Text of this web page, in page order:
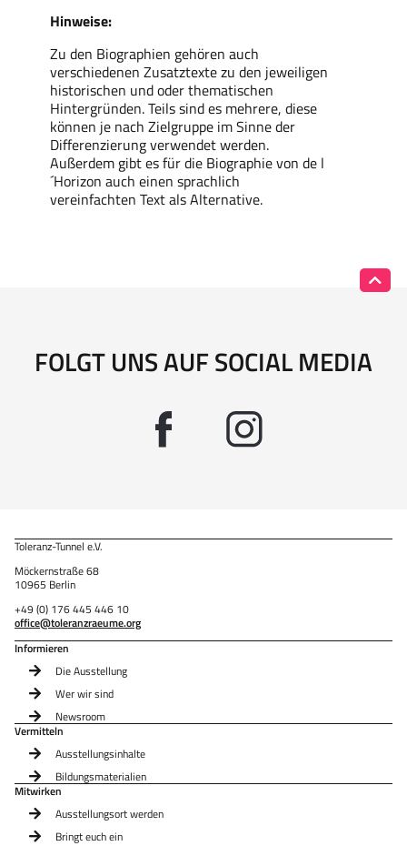
Hinweise:
Zu den Biographien gehören auch
verschiedenen Zusatztexte zu den jeweiligen
historischen und oder thematischen
Hintergründen. Teils sind es mehrere, diese
können je nach Zielgruppe im Sinne der
Differenzierung verwendet werden.
Außerdem gibt es für die Biographie von de l
´Horizon auch einen sprachlich
vereinfachten Text als Alternative.
FOLGT UNS AUF SOCIAL MEDIA
Toleranz-Tunnel e.V.
Möckernstraße 68
10965 Berlin
+49 (0) 176 445 446 10
office@toleranzraeume.org
Informieren
Die Ausstellung
Wer wir sind
Newsroom
Vermitteln
Ausstellungsinhalte
Bildungsmaterialien
Mitwirken
Ausstellungsort werden
Bringt euch ein